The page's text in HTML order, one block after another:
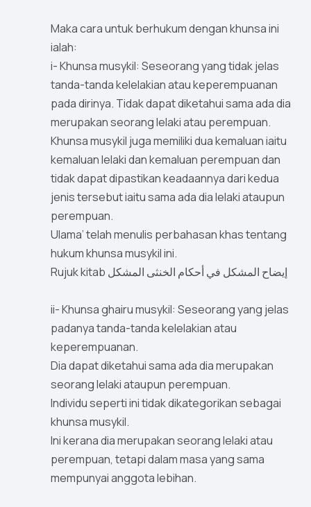
Maka cara untuk berhukum dengan khunsa ini
ialah:
i- Khunsa musykil: Seseorang yang tidak jelas
tanda-tanda kelelakian atau keperempuanan
pada dirinya. Tidak dapat diketahui sama ada dia
merupakan seorang lelaki atau perempuan.
Khunsa musykil juga memiliki dua kemaluan iaitu
kemaluan lelaki dan kemaluan perempuan dan
tidak dapat dipastikan keadaannya dari kedua
jenis tersebut iaitu sama ada dia lelaki ataupun
perempuan.
Ulama’ telah menulis perbahasan khas tentang
hukum khunsa musykil ini.
Rujuk kitab إيضاح المشكل في أحكام الخنثى المشكل
ii- Khunsa ghairu musykil: Seseorang yang jelas
padanya tanda-tanda kelelakian atau
keperempuanan.
Dia dapat diketahui sama ada dia merupakan
seorang lelaki ataupun perempuan.
Individu seperti ini tidak dikategorikan sebagai
khunsa musykil.
Ini kerana dia merupakan seorang lelaki atau
perempuan, tetapi dalam masa yang sama
mempunyai anggota lebihan.